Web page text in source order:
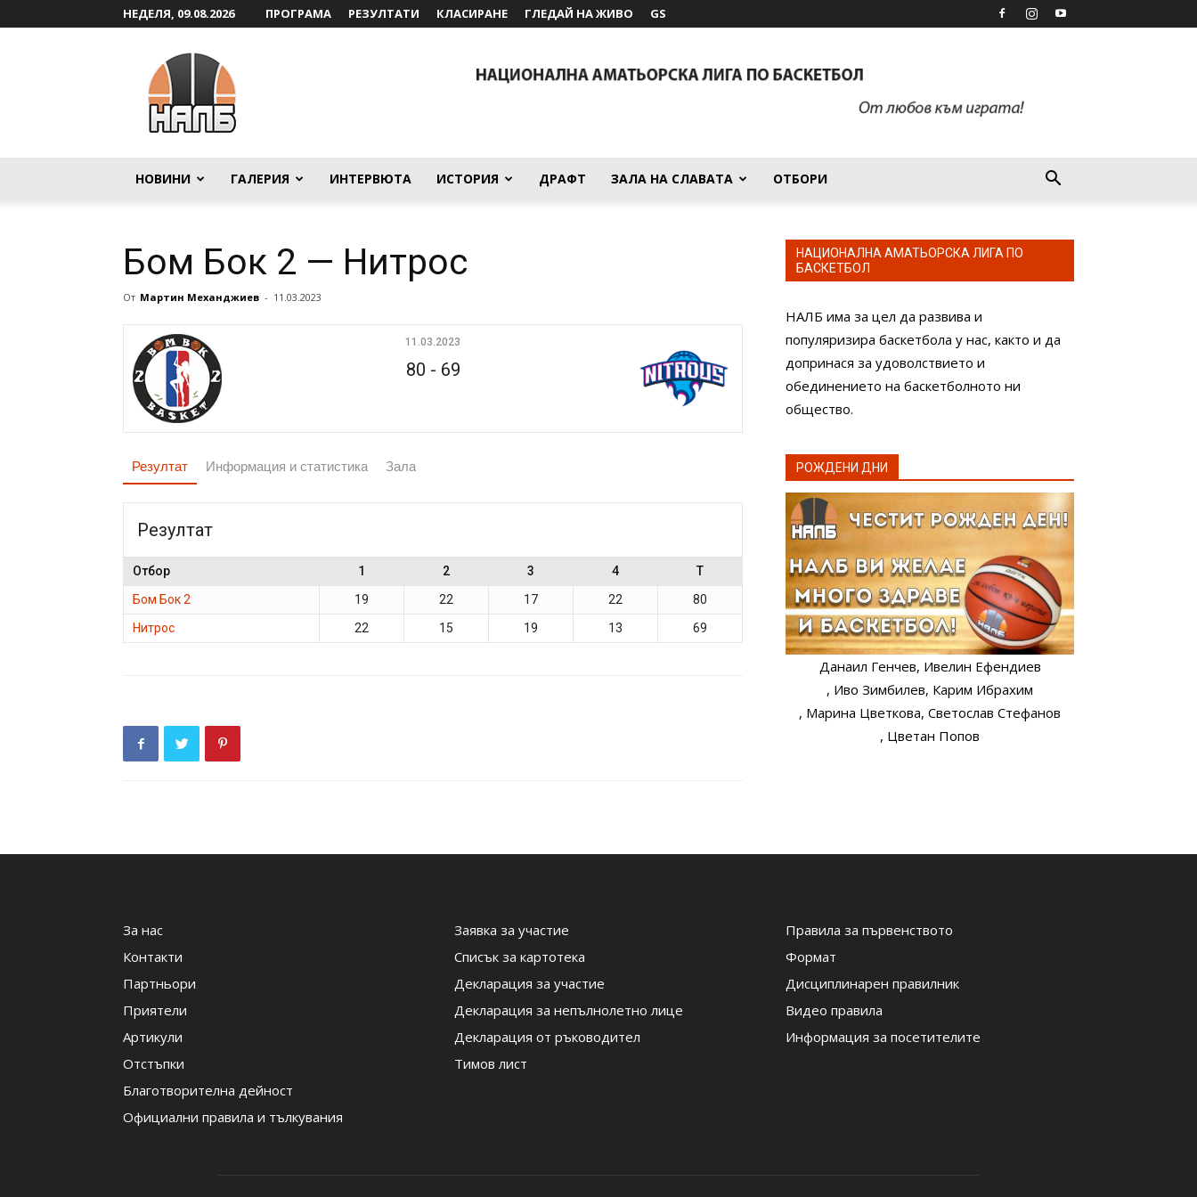
НЕДЕЛЯ, 09.08.2026 ПРОГРАМА РЕЗУЛТАТИ КЛАСИРАНЕ ГЛЕДАЙ НА ЖИВО GS
НОВИНИ ГАЛЕРИЯ ИНТЕРВЮТА ИСТОРИЯ ДРАФТ ЗАЛА НА СЛАВАТА ОТБОРИ
Бом Бок 2 — Нитрос
От Мартин Механджиев - 11.03.2023
11.03.2023
80 - 69
Резултат Информация и статистика Зала
Резултат
Отбор 1 2 3 4
T
Бом Бок 2
19 22 17 22
80
Нитрос
22 15 19 13 69
НАЦИОНАЛНА АМАТЬОРСКА ЛИГА ПО
БАСКЕТБОЛ
НАЛБ има за цел да развива и
популяризира баскетбола у нас, както и да
допринася за удоволствието и
обединението на баскетболното ни
общество.
РОЖДЕНИ ДНИ
Данаил Генчев, Ивелин Ефендиев
, Иво Зимбилев, Карим Ибрахим
, Марина Цветкова, Светослав Стефанов
, Цветан Попов
За нас
Контакти
Партньори
Приятели
Артикули
Отстъпки
Благотворителна дейност
Официални правила и тълкувания
Заявка за участие
Списък за картотека
Декларация за участие
Декларация за непълнолетно лице
Декларация от ръководител
Тимов лист
Правила за първенството
Формат
Дисциплинарен правилник
Видео правила
Информация за посетителите